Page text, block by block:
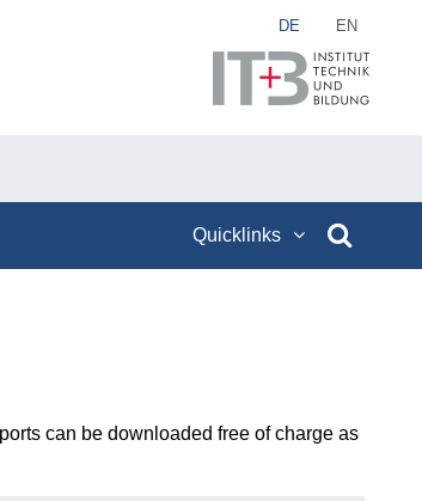
DE EN
Quicklinks
can be downloaded free of charge as